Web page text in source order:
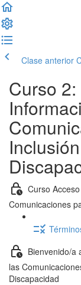
Clase anterior
Curso
Curso
Comunicaciones
Bienvenido/a
las
Discapacidad